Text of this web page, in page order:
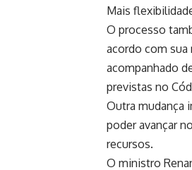
Mais
O processo
acordo com sua
acompanhado
previstas no
Outra mudança
poder avançar
recursos.
O ministro